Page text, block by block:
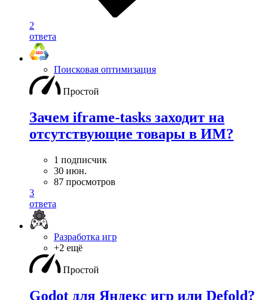
2
ответа
Поисковая оптимизация
Простой
Зачем iframe-tasks заходит на
отсутствующие товары в ИМ?
1 подписчик
30 июн.
87 просмотров
3
ответа
Разработка игр
+2 ещё
Простой
Godot для Яндекс игр или Defold?